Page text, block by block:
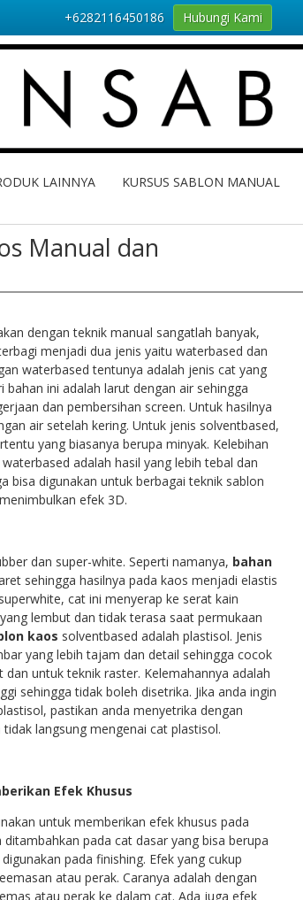
LAINNYA KURSUS SABLON MANUAL
Manual dan
dengan teknik manual sangatlah banyak,
menjadi dua jenis yaitu waterbased dan
waterbased tentunya adalah jenis cat yang
bahan ini adalah larut dengan air sehingga
dan pembersihan screen. Untuk hasilnya
air setelah kering. Untuk jenis solventbased,
yang biasanya berupa minyak. Kelebihan
adalah hasil yang lebih tebal dan
bisa digunakan untuk berbagai teknik sablon
efek 3D.
dan super-white. Seperti namanya, bahan
sehingga hasilnya pada kaos menjadi elastis
cat ini menyerap ke serat kain
lembut dan tidak terasa saat permukaan
kaos solventbased adalah plastisol. Jenis
yang lebih tajam dan detail sehingga cocok
untuk teknik raster. Kelemahannya adalah
sehingga tidak boleh disetrika. Jika anda ingin
pastikan anda menyetrika dengan
langsung mengenai cat plastisol.
Efek Khusus
untuk memberikan efek khusus pada
pada cat dasar yang bisa berupa
pada finishing. Efek yang cukup
atau perak. Caranya adalah dengan
atau perak ke dalam cat. Ada juga efek
+6282116450186 Hubungi Kami